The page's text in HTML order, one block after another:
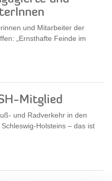
und Mitarbeiter der
„Ernsthafte Feinde im
Mitglied
und Radverkehr in den
Holsteins – das ist